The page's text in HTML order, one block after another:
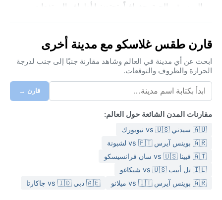
والموسيقى الحية. جغرافياً، تحتضنها أطراف المرتفعات
مناخ جلاسكو محيطي بحسب تصنيف كوبن (Cfb)، يتميز
بصيف معتدل نادراً ما يتجاوز 20°م، وشتاء بارد ورطب دون
ماطراً، مع رطوبة عالية وسماء ملبدة بالغيوم أغلب الأيام.
الربيع والخريف يميلان إلى البرودة والرياح القوية، بينما يكون
ملابس مقاومة للماء، سترة صوفية، وأحذية متينة للمشي في
الأجواء الماطرة.
أفضل وقت لزيارة جلاسجو مناخياً هو من مايو إلى سبتمبر،
حيث الأجواء أكثر جفافاً نسبياً ودرجات الحرارة مريحة. تشهد
المدينة ظواهر مناخية ملحوظة مثل الرياح الأطلسية العاتية
التي تجلب زخات مفاجئة، وضباباً خفيفاً في الصباحات
قارن طقس غلاسكو مع مدينة أخرى
ابحث عن أي مدينة في العالم وشاهد مقارنة جنبًا إلى جنب لدرجة
الحرارة والظروف والتوقعات.
قارن →
مقارنات المدن الشائعة حول العالم:
🇦🇺 سيدني vs 🇺🇸 نيويورك
🇦🇷 بوينس آيرس vs 🇵🇹 لشبونة
🇦🇹 فيينا vs 🇺🇸 سان فرانسيسكو
🇮🇱 تل أبيب vs 🇺🇸 شيكاغو
🇦🇷 بوينس آيرس vs 🇮🇹 ميلانو
🇦🇪 دبي vs 🇮🇩 جاكارتا